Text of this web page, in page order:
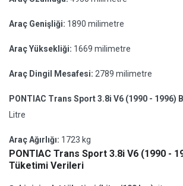
Araç Genişliği: 1890 milimetre
Araç Yüksekliği: 1669 milimetre
Araç Dingil Mesafesi: 2789 milimetre
PONTIAC Trans Sport 3.8i V6 (1990 - 1996)
Litre
Araç Ağırlığı: 1723 kg
PONTIAC Trans Sport 3.8i V6 (1990 -
Tüketimi Verileri